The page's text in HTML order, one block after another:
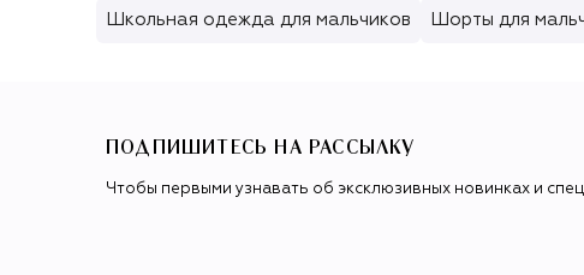
Школьная одежда для мальчиков Шорты для
ПОДПИШИТЕСЬ НА РАССЫЛКУ
Чтобы первыми узнавать об эксклюзивных новинках и